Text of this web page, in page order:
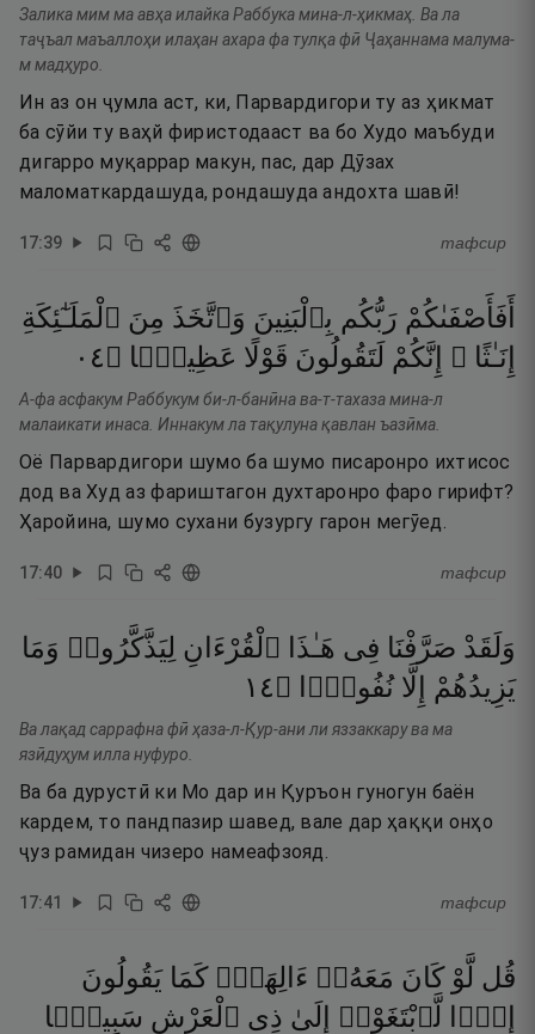
Залика мим ма авҳа илайка Раббука мина-л-ҳикмаҳ. Ва ла
таҷъал маъаллоҳи илаҳан ахара фа тулқа фӣ Ҷаҳаннама малума-
м мадҳуро.
Ин аз он ҷумла аст, ки, Парвардигори ту аз ҳикмат
ба сӯйи ту ваҳй фиристодааст ва бо Худо маъбуди
дигарро муқаррар макун, пас, дар Дӯзах
маломаткардашуда, рондашуда андохта шавӣ!
17:39 тафсир
أَفَأَصْفَىٰكُمْ رَبُّكُم بِٱلْبَنِينَ وَٱتَّخَذَ مِنَ ٱلْمَلَـٰٓئِكَةِ
إِنَـٰثًا ۚ إِنَّكُمْ لَتَقُولُونَ قَوْلًا عَظِيمًۭا ۝٤٠
А-фа асфакум Раббукум би-л-банӣна ва-т-тахаза мина-л
малаикати инаса. Иннакум ла тақулуна қавлан ъазӣма.
Оё Парвардигори шумо ба шумо писаронро ихтисос
дод ва Худ аз фариштагон духтаронро фаро гирифт?
Ҳаройина, шумо сухани бузургу гарон мегӯед.
17:40 тафсир
وَلَقَدْ صَرَّفْنَا فِى هَـٰذَا ٱلْقُرْءَانِ لِيَذَّكَّرُوا۟ وَمَا
يَزِيدُهُمْ
إِلَّا نُفُورًۭا ۝٤١
Ва лақад саррафна фӣ ҳаза-л-Қур-ани ли яззаккару ва ма
язӣдуҳум илла нуфуро.
Ва ба дурустӣ ки Мо дар ин Қуръон гуногун баён
кардем, то пандпазир шавед, вале дар ҳаққи онҳо
ҷуз рамидан чизеро намеафзояд.
17:41 тафсир
قُل لَّوْ كَانَ مَعَهُۥٓ ءَالِهَةٌۭ كَمَا يَقُولُونَ
إِذًۭا
لَّٱبْتَغَوْا۟ إِلَىٰ ذِى ٱلْعَرْشِ سَبِيلًۭا